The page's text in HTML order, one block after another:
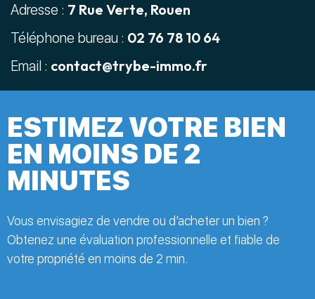
Adresse : 7 Rue Verte, Rouen
Téléphone bureau : 02 76 78 10 64
Email : contact@trybe-immo.fr
ESTIMEZ VOTRE BIEN
EN MOINS DE 2
MINUTES
Vous envisagiez de vendre ou d’acheter un bien ?
Obtenez une évaluation professionnelle et fiable de
votre propriété en moins de 2 min.